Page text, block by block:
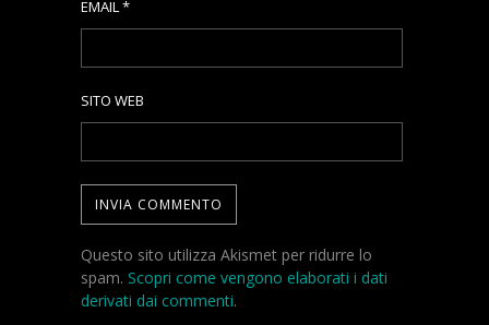
EMAIL*
SITO WEB
Questo sito utilizza Akismet per ridurre lo
spam. Scopri come vengono elaborati i dati
derivati dai commenti.